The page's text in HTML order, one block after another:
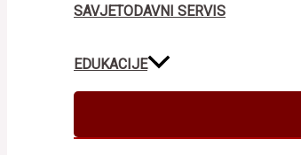
SAVJETODAVNI SERVIS
EDUKACIJE